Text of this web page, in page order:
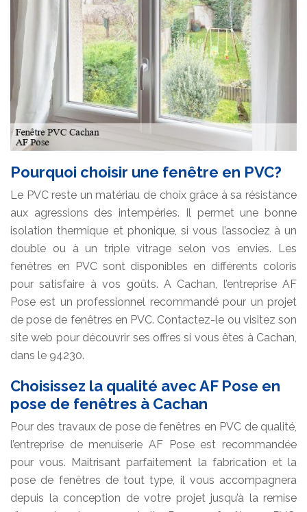
Pourquoi choisir une fenêtre en PVC?
Le PVC reste un matériau de choix grâce à sa résistance
aux agressions des intempéries. Il permet une bonne
isolation thermique et phonique, si vous l’associez à un
double ou à un triple vitrage selon vos envies. Les
fenêtres en PVC sont disponibles en différents coloris
pour satisfaire à vos goûts. A Cachan, l’entreprise AF
Pose est un professionnel recommandé pour un projet
de pose de fenêtres en PVC. Contactez-le ou visitez son
site web pour découvrir ses offres si vous êtes à Cachan,
dans le 94230.
Choisissez la qualité avec AF Pose en
pose de fenêtres à Cachan
Pour des travaux de pose de fenêtres en PVC de qualité,
l’entreprise de menuiserie AF Pose est recommandée
pour vous. Maitrisant parfaitement la fabrication et la
pose de fenêtres de tout type, il vous accompagnera
depuis la conception de votre projet jusqu’à la remise